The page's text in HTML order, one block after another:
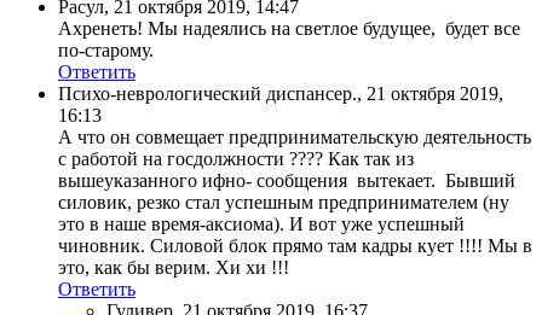
Расул, 21 октября 2019, 14:47
Ахренеть! Мы надеялись на светлое будущее, будет все
по-старому.
Ответить
Психо-неврологический диспансер., 21 октября 2019,
16:13
А что он совмещает предпринимательскую деятельность
с работой на госдолжности ???? Как так из
вышеуказанного ифно- сообщения вытекает. Бывший
силовик, резко стал успешным предпринимателем (ну
это в наше время-аксиома). И вот уже успешный
чиновник. Силовой блок прямо там кадры кует !!!! Мы в
это, как бы верим. Хи хи !!!
Ответить
Гуливер 21 октября 2019, 16:37